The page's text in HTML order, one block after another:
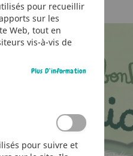
pour recueillir
sur les
Web, tout en
vis-à-vis de
Plus D’information
pour suivre et